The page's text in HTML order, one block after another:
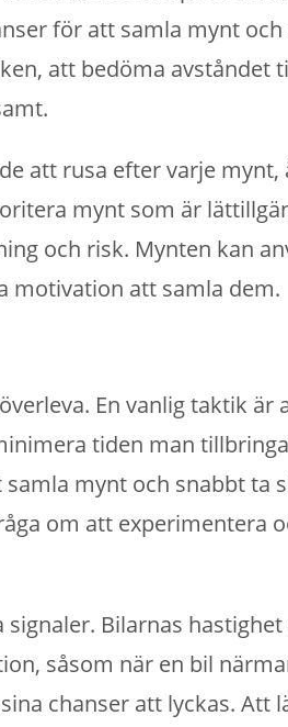
för att samla mynt
att bedöma avståndet
att rusa efter varje
mynt som är
och risk. Mynten kan
motivation att samla dem.
En vanlig taktik
tiden man
mynt och snabbt ta
om att experimentera
Bilarnas
såsom när en bil
chanser att lyckas. Att